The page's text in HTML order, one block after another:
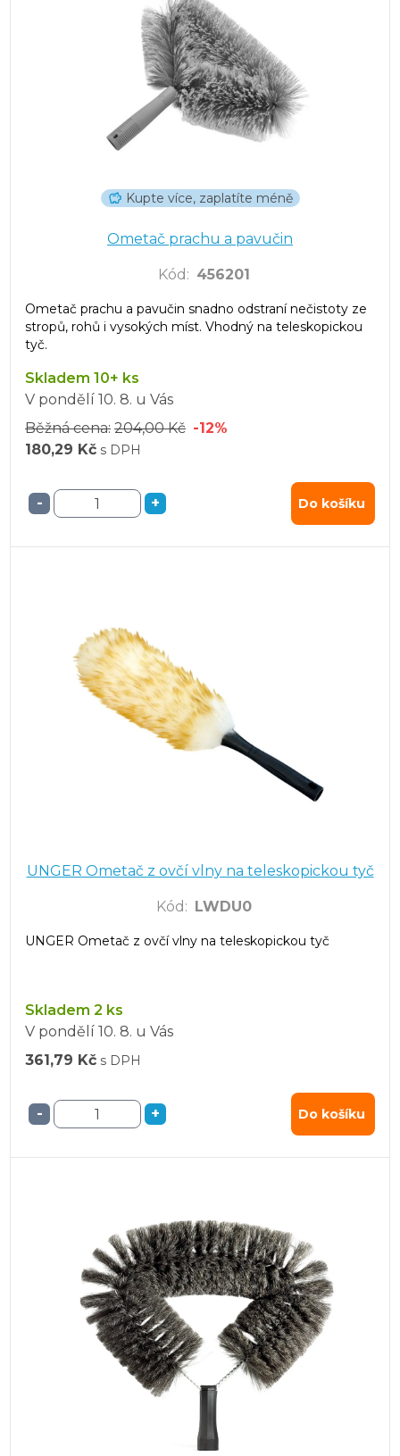
Kupte více, zaplatíte méně
Ometač prachu a pavučin
Kód : 456201
Ometač prachu a pavučin snadno odstraní nečistoty ze
stropů, rohů i vysokých míst. Vhodný na teleskopickou
tyč.
Skladem 10+ ks
V pondělí 10. 8. u Vás
Běžná cena: 204,00 Kč -12%
180,29 Kč s DPH
- + Do košíku
UNGER Ometač z ovčí vlny na teleskopickou tyč
Kód : LWDU0
UNGER Ometač z ovčí vlny na teleskopickou tyč
Skladem 2 ks
V pondělí 10. 8. u Vás
361,79 Kč s DPH
- + Do košíku